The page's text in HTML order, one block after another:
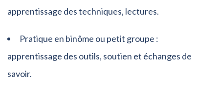
apprentissage des techniques, lectures.
Pratique en binôme ou petit groupe :
apprentissage des outils, soutien et échanges de
savoir.